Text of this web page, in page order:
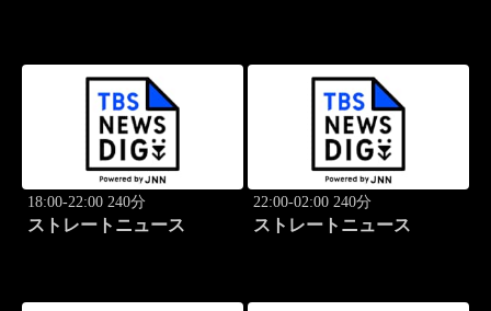
18:00-22:00 240分
ストレートニュース
22:00-02:00 240分
ストレートニュース